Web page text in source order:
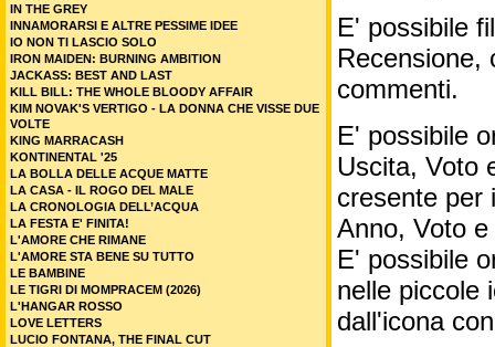
E' possibile
Recensione,
commenti.
E' possibile
Uscita, Voto
cresente per
Anno, Voto
E' possibile
nelle piccole
dall'icona
IN THE GREY
INNAMORARSI E ALTRE PESSIME IDEE
IO NON TI LASCIO SOLO
IRON MAIDEN: BURNING AMBITION
JACKASS: BEST AND LAST
KILL BILL: THE WHOLE BLOODY AFFAIR
KIM NOVAK'S VERTIGO - LA DONNA CHE VISSE DUE
VOLTE
KING MARRACASH
KONTINENTAL '25
LA BOLLA DELLE ACQUE MATTE
LA CASA - IL ROGO DEL MALE
LA CRONOLOGIA DELL’ACQUA
LA FESTA E' FINITA!
L'AMORE CHE RIMANE
L'AMORE STA BENE SU TUTTO
LE BAMBINE
LE TIGRI DI MOMPRACEM (2026)
L'HANGAR ROSSO
LOVE LETTERS
LUCIO FONTANA, THE FINAL CUT